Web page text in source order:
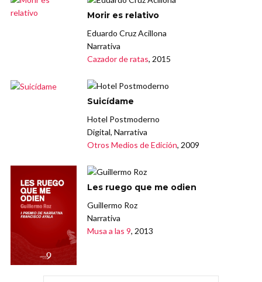
Morir es relativo
Eduardo Cruz Acillona
Narrativa
Cazador de ratas, 2015
Suicídame
Hotel Postmoderno
Digital, Narrativa
Otros Medios de Edición, 2009
Les ruego que me odien
Guillermo Roz
Narrativa
Musa a las 9, 2013